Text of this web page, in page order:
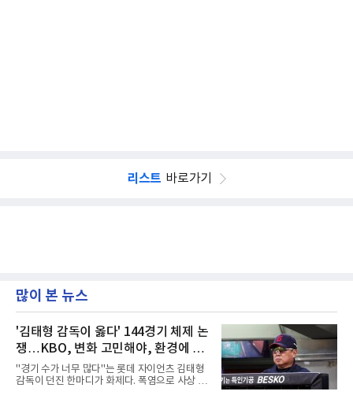
리스트 바로가기
많이 본 뉴스
'김태형 감독이 옳다' 144경기 체제 논
쟁…KBO, 변화 고민해야, 환경에 맞
는 경기 수가 바람직
"경기 수가 너무 많다"는 롯데 자이언츠 김태형
감독이 던진 한마디가 화제다. 폭염으로 사상 초